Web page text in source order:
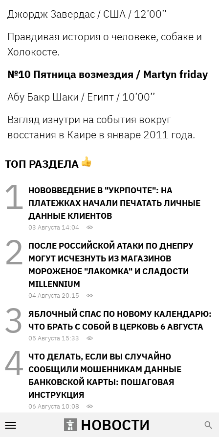
НОВОСТИ
Джордж Завердас / США / 12’00’’
Правдивая история о человеке, собаке и
Холокосте.
№10 Пятница возмездия / Martyn friday
Абу Бакр Шаки / Египт / 10’00’’
Взгляд изнутри на события вокруг
восстания в Каире в январе 2011 года.
ТОП РАЗДЕЛА
НОВОВВЕДЕНИЕ В "УКРПОЧТЕ": НА
ПЛАТЕЖКАХ НАЧАЛИ ПЕЧАТАТЬ ЛИЧНЫЕ
ДАННЫЕ КЛИЕНТОВ
03 Августа 14:04
ПОСЛЕ РОССИЙСКОЙ АТАКИ ПО ДНЕПРУ
МОГУТ ИСЧЕЗНУТЬ ИЗ МАГАЗИНОВ
МОРОЖЕНОЕ "ЛАКОМКА" И СЛАДОСТИ
MILLENNIUM
04 Августа 20:15
ЯБЛОЧНЫЙ СПАС ПО НОВОМУ КАЛЕНДАРЮ:
ЧТО БРАТЬ С СОБОЙ В ЦЕРКОВЬ 6 АВГУСТА
05 Августа 15:33
ЧТО ДЕЛАТЬ, ЕСЛИ ВЫ СЛУЧАЙНО
СООБЩИЛИ МОШЕННИКАМ ДАННЫЕ
БАНКОВСКОЙ КАРТЫ: ПОШАГОВАЯ
ИНСТРУКЦИЯ
06 Августа 10:08
В ХАРЬКОВЕ МЭРИЯ НЕЗАКОННО